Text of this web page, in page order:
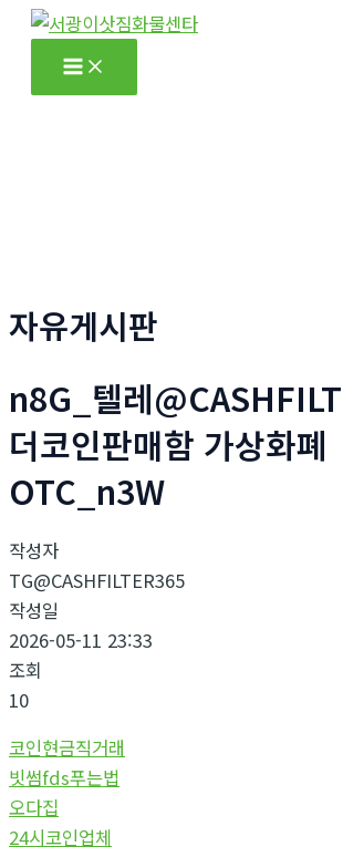
Main
Menu
자유게시판
n8G_텔레
더코인판매함 가상화폐
OTC_n3W
작성자
TG@CASHFILTER365
작성일
2026-05-11 23:33
조회
10
코인현금직거래
빗썸fds푸는법
오다집
24시코인업체